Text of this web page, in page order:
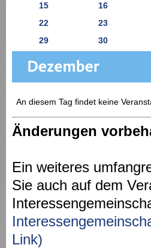
15
16
22
23
29
30
An diesem Tag findet keine
Änderungen
Ein weiteres
Sie auch auf dem
Link)